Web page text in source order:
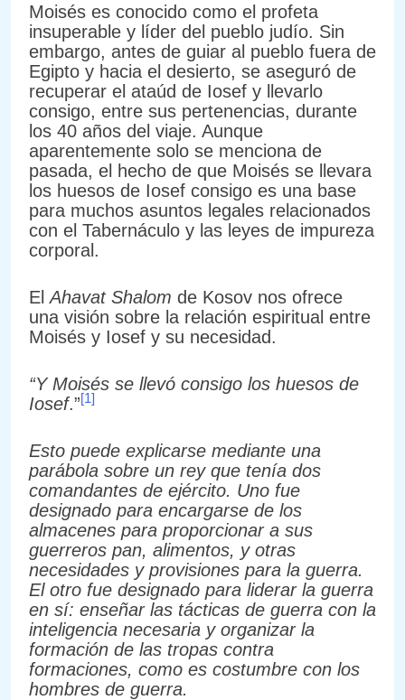
Moisés es conocido como el profeta
insuperable y líder del pueblo judío. Sin
embargo, antes de guiar al pueblo fuera de
Egipto y hacia el desierto, se aseguró de
recuperar el ataúd de Iosef y llevarlo
consigo, entre sus pertenencias, durante
los 40 años del viaje. Aunque
aparentemente solo se menciona de
pasada, el hecho de que Moisés se llevara
los huesos de Iosef consigo es una base
para muchos asuntos legales relacionados
con el Tabernáculo y las leyes de impureza
corporal.
ElAhavat Shalom de Kosov nos ofrece
una visión sobre la relación espiritual entre
Moisés y Iosef y su necesidad.
“Y Moisés se llevó consigo los huesos de
Iosef.”[1]
Esto puede explicarse mediante una
parábola sobre un rey que tenía dos
comandantes de ejército. Uno fue
designado para encargarse de los
almacenes para proporcionar a sus
guerreros pan, alimentos, y otras
necesidades y provisiones para la guerra.
El otro fue designado para liderar la guerra
en sí: enseñar las tácticas de guerra con la
inteligencia necesaria y organizar la
formación de las tropas contra
formaciones, como es costumbre con los
hombres de guerra.